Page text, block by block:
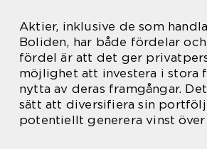
Aktier, inklusive de som
Boliden, har både fördelar och
fördel är att det ger
möjlighet att investera i stora
nytta av deras framgångar.
sätt att diversifiera sin portfölj
potentiellt generera vinst